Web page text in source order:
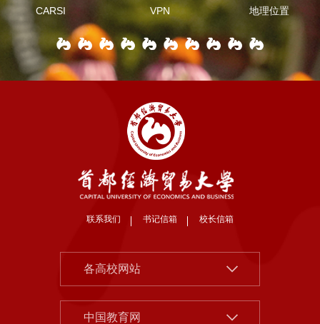
CARSI VPN 地理位置
各高校网站
北京大学
清华大学
中国人民大学
中国教育网
中国社会科学院
联系我们 书记信箱 校长信箱